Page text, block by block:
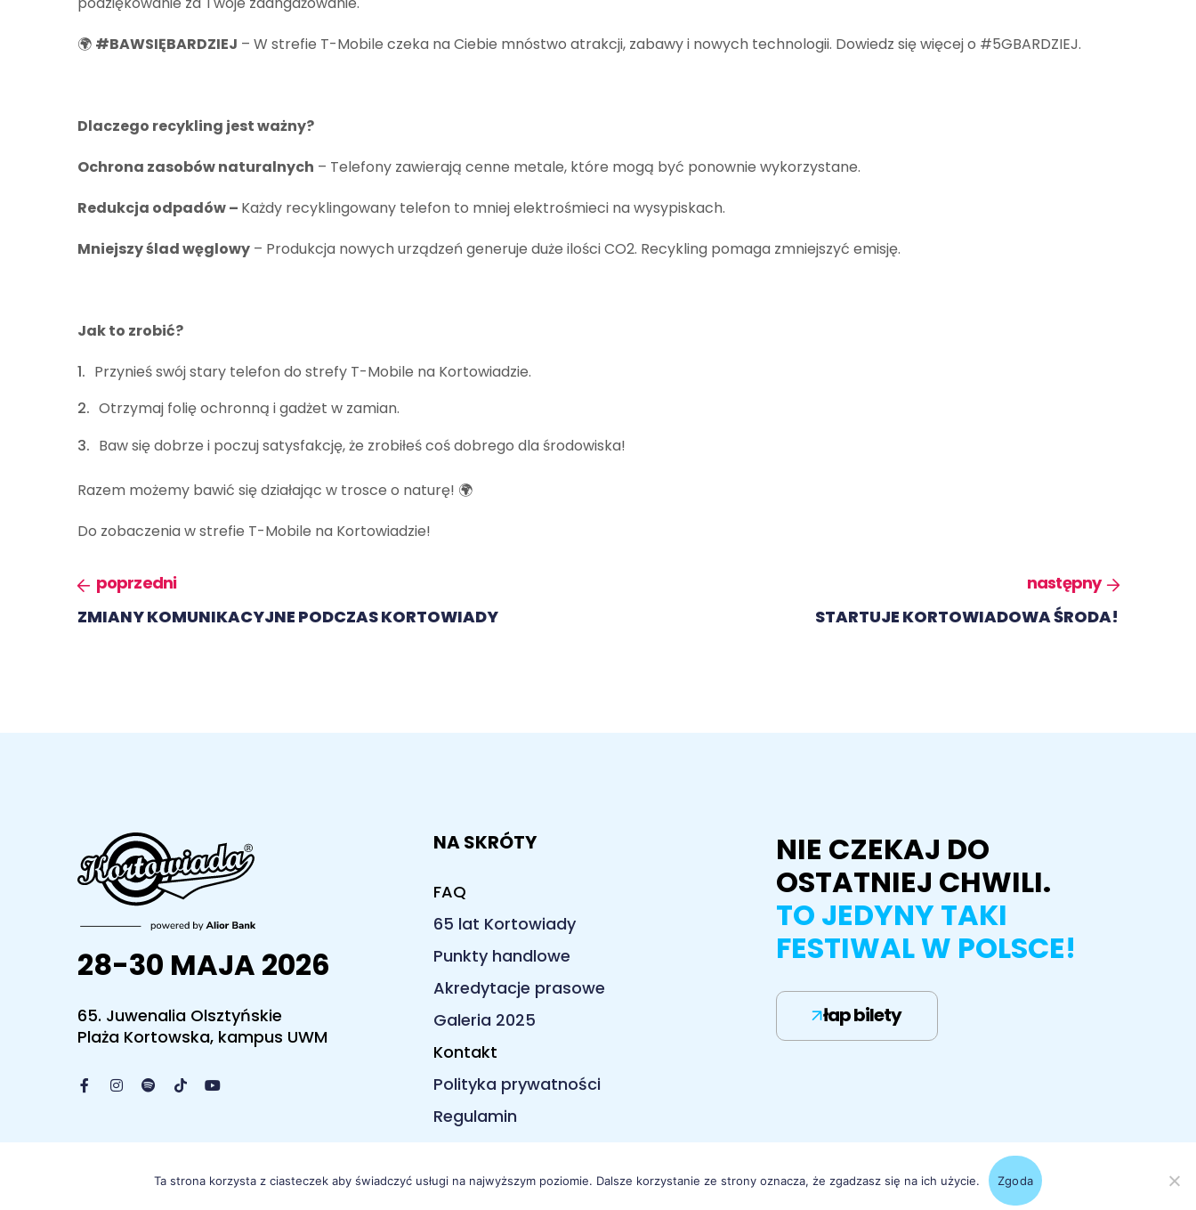
🌍 #BAWSIĘBARDZIEJ – W strefie T-Mobile czeka na Ciebie mnóstwo atrakcji, zabawy i nowych technologii. Dowiedz się więcej o #5GBARDZIEJ.
Dlaczego recykling jest ważny?
Ochrona zasobów naturalnych – Telefony zawierają cenne metale, które mogą być ponownie wykorzystane.
Redukcja odpadów – Każdy recyklingowany telefon to mniej elektrośmieci na wysypiskach.
Mniejszy ślad węglowy – Produkcja nowych urządzeń generuje duże ilości CO2. Recykling pomaga zmniejszyć emisję.
Jak to zrobić?
Przynieś swój stary telefon do strefy T-Mobile na Kortowiadzie.
Otrzymaj folię ochronną i gadżet w zamian.
Baw się dobrze i poczuj satysfakcję, że zrobiłeś coś dobrego dla środowiska!
Razem możemy bawić się działając w trosce o naturę! 🌍
Do zobaczenia w strefie T-Mobile na Kortowiadzie!
poprzedni
ZMIANY KOMUNIKACYJNE PODCZAS KORTOWIADY
następny
STARTUJE KORTOWIADOWA ŚRODA!
28-30 MAJA 2026
65. Juwenalia Olsztyńskie
Plaża Kortowska, kampus UWM
NA SKRÓTY
FAQ
65 lat Kortowiady
Punkty handlowe
Akredytacje prasowe
Galeria 2025
Kontakt
Polityka prywatności
Regulamin
NIE CZEKAJ DO
OSTATNIEJ CHWILI.
TO JEDYNY TAKI
FESTIWAL W POLSCE!
łap bilety
Ta strona korzysta z ciasteczek aby świadczyć usługi na najwyższym poziomie. Dalsze korzystanie ze strony oznacza, że zgadzasz się na ich użycie. Zgoda